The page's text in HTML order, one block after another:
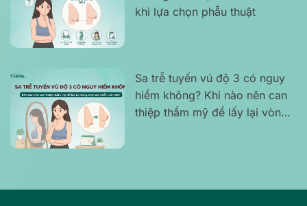
khi lựa chọn phẫu thuật
Sa trễ tuyến vú độ 3 có nguy
hiểm không? Khi nào nên can
thiệp thẩm mỹ để lấy lại vòng